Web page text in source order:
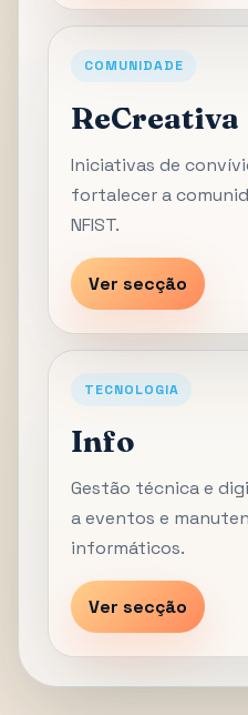
COMUNIDADE
ReCreativa
Iniciativas de
fortalecer a
NFIST.
Ver secção
TECNOLOGIA
Info
Gestão técnica e
a eventos e
informáticos.
Ver secção